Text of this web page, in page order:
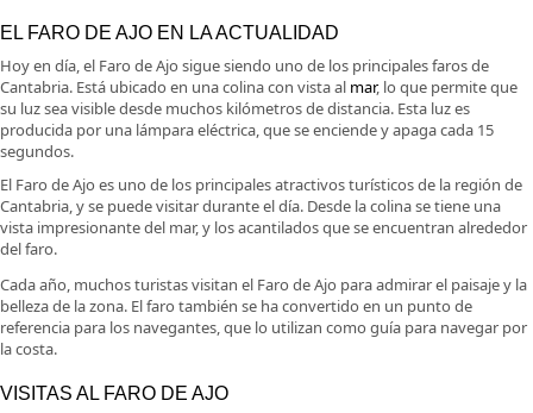
EL FARO DE AJO EN LA ACTUALIDAD
Hoy en día, el Faro de Ajo sigue siendo uno de los principales faros de
Cantabria. Está ubicado en una colina con vista al mar, lo que permite que
su luz sea visible desde muchos kilómetros de distancia. Esta luz es
producida por una lámpara eléctrica, que se enciende y apaga cada 15
segundos.
El Faro de Ajo es uno de los principales atractivos turísticos de la región de
Cantabria, y se puede visitar durante el día. Desde la colina se tiene una
vista impresionante del mar, y los acantilados que se encuentran alrededor
del faro.
Cada año, muchos turistas visitan el Faro de Ajo para admirar el paisaje y la
belleza de la zona. El faro también se ha convertido en un punto de
referencia para los navegantes, que lo utilizan como guía para navegar por
la costa.
VISITAS AL FARO DE AJO